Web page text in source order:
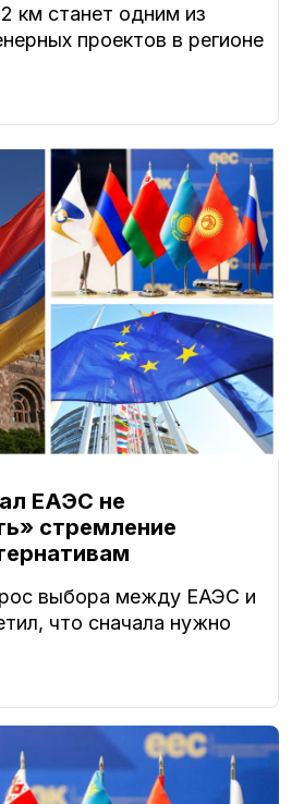
км станет одним из
проектов в регионе
ЕАЭС не
стремление
выбора между ЕАЭС и
что сначала нужно